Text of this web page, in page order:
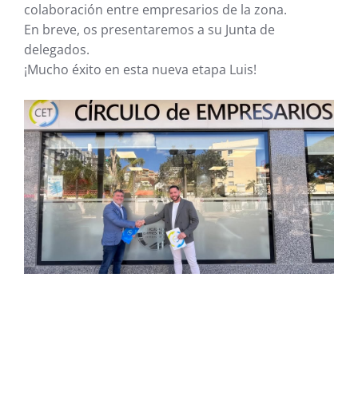
colaboración entre empresarios de la zona.
En breve, os presentaremos a su Junta de
delegados.
¡Mucho éxito en esta nueva etapa Luis!